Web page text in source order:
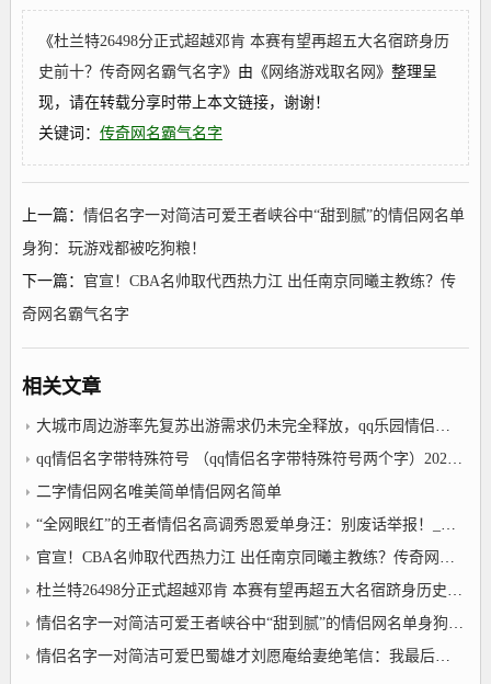
《杜兰特26498分正式超越邓肯 本赛有望再超五大名宿跻身历
史前十？传奇网名霸气名字》由《 网络游戏取名网 》整理呈
现，请在转载分享时带上本文链接，谢谢！
关键词： 传奇网名霸气名字
上一篇： 情侣名字一对简洁可爱王者峡谷中“甜到腻”的情侣网名单
身狗：玩游戏都被吃狗粮！
下一篇： 官宣！CBA名帅取代西热力江 出任南京同曦主教练？传
奇网名霸气名字
相关文章
大城市周边游率先复苏出游需求仍未完全释放，qq乐园情侣网名
qq情侣名字带特殊符号 （qq情侣名字带特殊符号两个字）2022年12月28日
二字情侣网名唯美简单情侣网名简单
“全网眼红”的王者情侣名高调秀恩爱单身汪：别废话举报！_情侣网名简单
官宣！CBA名帅取代西热力江 出任南京同曦主教练？传奇网名霸气名字
杜兰特26498分正式超越邓肯 本赛有望再超五大名宿跻身历史前十？传奇网名霸气名字
情侣名字一对简洁可爱王者峡谷中“甜到腻”的情侣网名单身狗：玩游戏都被吃狗粮！
情侣名字一对简洁可爱巴蜀雄才刘愿庵给妻绝笔信：我最后一刹那的呼吸是念着你的名字